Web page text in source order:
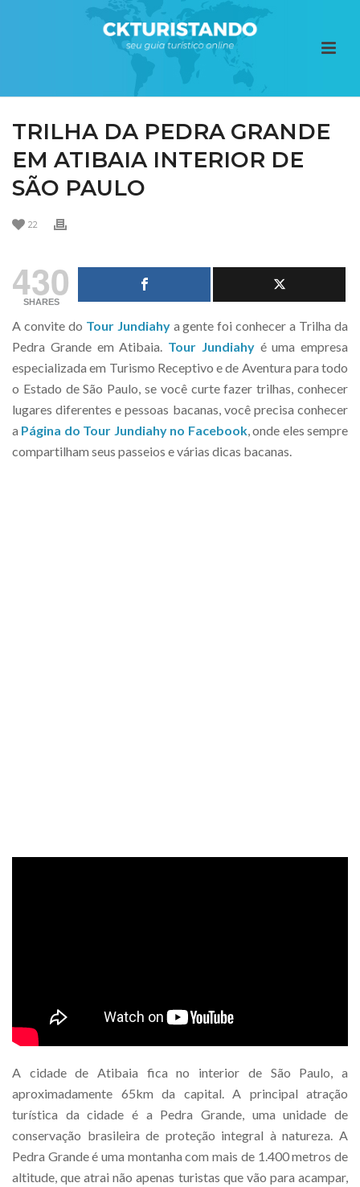
TRILHA DA PEDRA GRANDE
EM ATIBAIA INTERIOR DE
SÃO PAULO
22
430
SHARES
A convite do Tour Jundiahya gente foi conhecer a Trilha da
Pedra Grande em Atibaia. Tour Jundiahyé uma empresa
especializada em Turismo Receptivo e de Aventura para todo
o Estado de São Paulo, se você curte fazer trilhas, conhecer
lugares diferentes e pessoas bacanas, você precisa conhecer
a Página do Tour Jundiahy no Facebook, onde eles sempre
compartilham seus passeios e várias dicas bacanas.
A cidade de Atibaia fica no interior de São Paulo, a
aproximadamente 65km da capital. A principal atração
turística da cidade é a Pedra Grande, uma unidade de
conservação brasileira de proteção integral à natureza. A
Pedra Grande é uma montanha com mais de 1.400 metros de
altitude, que atrai não apenas turistas que vão para acampar,